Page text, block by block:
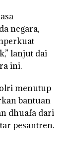
negara,
lanjut dai
ini.
menutup
bantuan
dhuafa dari
pesantren.